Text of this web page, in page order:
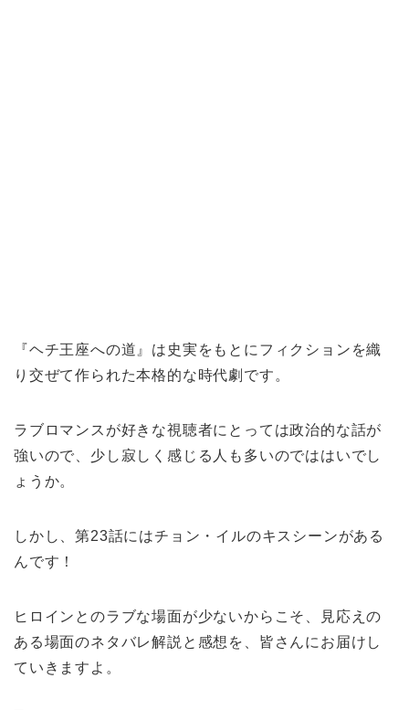
『ヘチ王座への道』は史実をもとにフィクションを織
り交ぜて作られた本格的な時代劇です。
ラブロマンスが好きな視聴者にとっては政治的な話が
強いので、少し寂しく感じる人も多いのでははいでし
ょうか。
しかし、第23話にはチョン・イルのキスシーンがある
んです！
ヒロインとのラブな場面が少ないからこそ、見応えの
ある場面のネタバレ解説と感想を、皆さんにお届けし
ていきますよ。